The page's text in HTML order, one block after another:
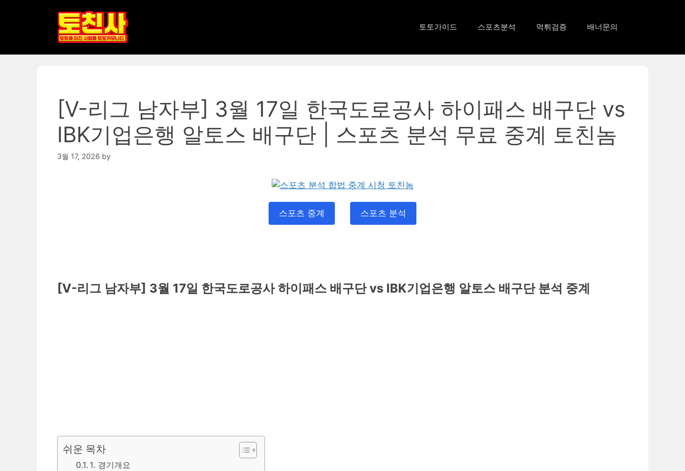
토토가이드 스포츠분석 먹튀검증 배너문의
[V-리그 남자부] 3월 17일 한국도로공사 하이패스 배구단 vs
IBK기업은행 알토스 배구단 | 스포츠 분석 무료 중계 토친놈
3월 17, 2026 by
스포츠 중계 스포츠 분석
[V-리그 남자부] 3월 17일 한국도로공사 하이패스 배구단 vs IBK기업은행 알토스 배구단 분석 중계
쉬운 목차
1. 경기개요